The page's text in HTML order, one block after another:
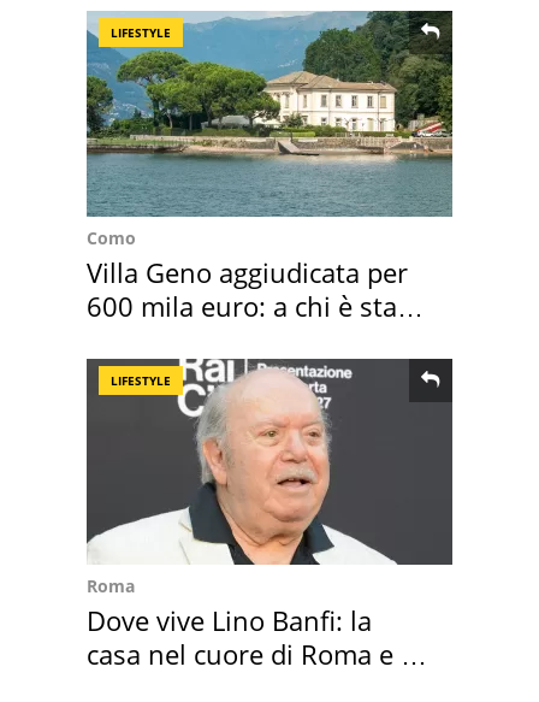
LIFESTYLE
Como
Villa Geno aggiudicata per
600 mila euro: a chi è stata
LIFESTYLE
Roma
Dove vive Lino Banfi: la
casa nel cuore di Roma e i